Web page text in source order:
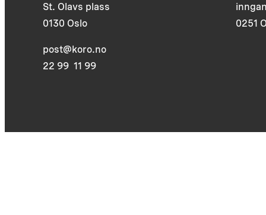
St. Olavs plass
0130 Oslo
post@koro.no
22 99 11 99
0251